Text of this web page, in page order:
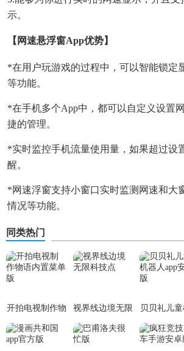
示。
【网速悬浮窗app优势】
*在用户玩游戏的过程中，可以智能锁定
等功能。
*在手机多个app中，都可以自定义设置
捷的管理。
*实时监控手机流量使用量，如果超过设
醒。
*网速浮窗支持小窗口实时监测网速和大
情况等功能。
同类热门
开拍电视制作物
语内置菜单版
视界线边境无限
科技点
贝贝礼儿
人app安